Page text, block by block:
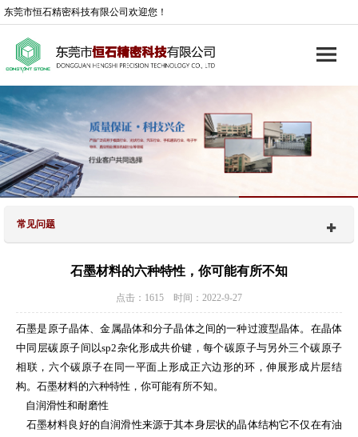
东莞市恒石精密科技有限公司欢迎您！
常见问题
石墨材料的六种特性，你可能有所不知
点击：1615 时间：2022-9-27
石墨是原子晶体、金属晶体和分子晶体之间的一种过渡型晶体。在晶体
中同层碳原子间以sp2杂化形成共价键，每个碳原子与另外三个碳原子
相联，六个碳原子在同一平面上形成正六边形的环，伸展形成片层结
构。石墨材料的六种特性，你可能有所不知。
自润滑性和耐磨性
石墨材料良好的自润滑性来源于其本身层状的晶体结构它不仅在有油